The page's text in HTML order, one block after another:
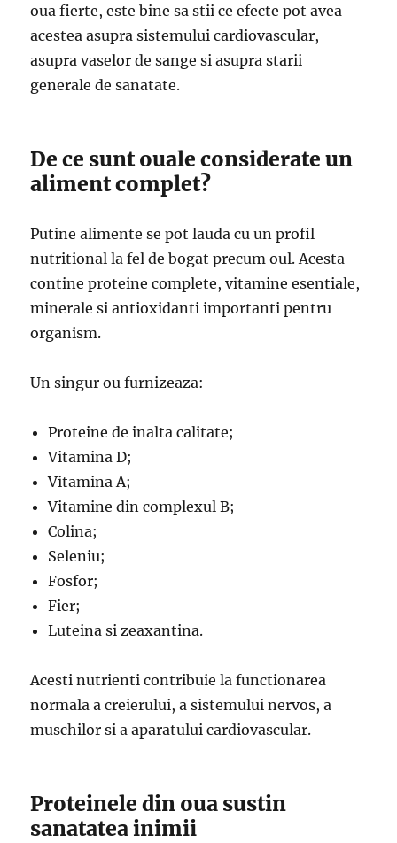
oua fierte, este bine sa stii ce efecte pot avea
acestea asupra sistemului cardiovascular,
asupra vaselor de sange si asupra starii
generale de sanatate.
De ce sunt ouale considerate un
aliment complet?
Putine alimente se pot lauda cu un profil
nutritional la fel de bogat precum oul. Acesta
contine proteine complete, vitamine esentiale,
minerale si antioxidanti importanti pentru
organism.
Un singur ou furnizeaza:
Proteine de inalta calitate;
Vitamina D;
Vitamina A;
Vitamine din complexul B;
Colina;
Seleniu;
Fosfor;
Fier;
Luteina si zeaxantina.
Acesti nutrienti contribuie la functionarea
normala a creierului, a sistemului nervos, a
muschilor si a aparatului cardiovascular.
Proteinele din oua sustin
sanatatea inimii